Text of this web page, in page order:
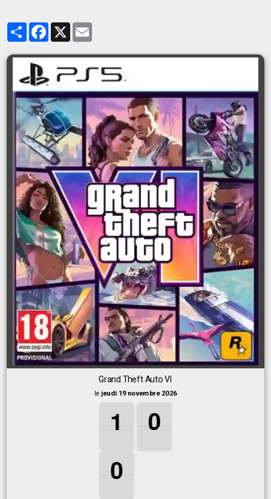
PartagerFacebook
X
Grand Theft Auto VI
le jeudi 19 novembre 2026
1
1
1
1 0
0
0
0
0
0
0
0